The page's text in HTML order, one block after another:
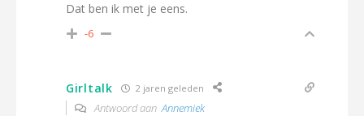
Dat ben ik met je eens.
-6
Girltalk 2 jaren geleden
Antwoord aanAnnemiek